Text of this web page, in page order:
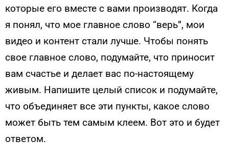
которые его вместе с вами производят. Когда
я понял, что мое главное слово “верь”, мои
видео и контент стали лучше. Чтобы понять
свое главное слово, подумайте, что приносит
вам счастье и делает вас по-настоящему
живым. Напишите целый список и подумайте,
что объединяет все эти пункты, какое слово
может быть тем самым клеем. Вот это и будет
ответом.